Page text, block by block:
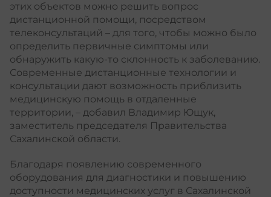
этих объектов можно решить вопрос
дистанционной помощи, посредством
телеконсультаций – для того, чтобы можно было
определить первичные симптомы или
обнаружить какую-то склонность к заболеванию.
Современные дистанционные технологии и
консультации дают возможность приблизить
медицинскую помощь в отдаленные
территории, – добавил Владимир Ющук,
заместитель председателя Правительства
Сахалинской области.
Благодаря появлению современного
оборудования для диагностики и повышению
доступности медицинских услуг в Сахалинской